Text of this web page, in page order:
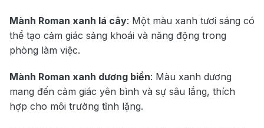
Mành Roman xanh lá cây: Một màu xanh tươi sáng có
thể tạo cảm giác sảng khoái và năng động trong
phòng làm việc.
Mành Roman xanh dương biển: Màu xanh dương
mang đến cảm giác yên bình và sự sâu lắng, thích
hợp cho môi trường tĩnh lặng.